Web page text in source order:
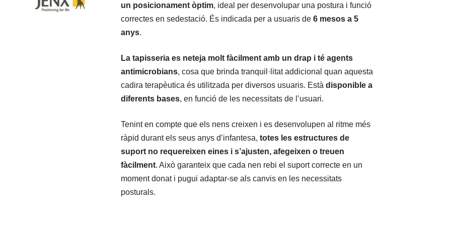
un posicionament òptim, ideal per desenvolupar una postura i funció
correctes en sedestació. És indicada per a usuaris de 6 mesos a 5
anys.
La tapisseria es neteja molt fàcilment amb un drap i té agents
antimicrobians, cosa que brinda tranquil·litat addicional quan aquesta
cadira terapèutica és utilitzada per diversos usuaris. Està disponible a
diferents bases, en funció de les necessitats de l’usuari.
Tenint en compte que els nens creixen i es desenvolupen al ritme més
ràpid durant els seus anys d’infantesa, totes les estructures de
suport no requereixen eines i s’ajusten, afegeixen o treuen
fàcilment. Això garanteix que cada nen rebi el suport correcte en un
moment donat i pugui adaptar-se als canvis en les necessitats
posturals.